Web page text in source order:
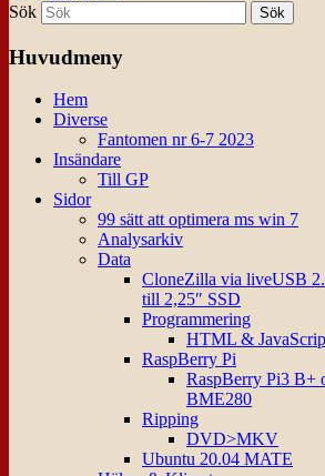
Sök
Huvudmeny
Hem
Diverse
Fantomen nr 6-7 2023
Insändare
Till GP
Sidor
99 sätt att optimera ms win 7
Analysarkiv
Data
CloneZilla via liveUSB
till 2,25″ SSD
Programmering
HTML &
RaspBerry Pi
RaspBerry Pi3 B+
BME280
Ripping
DVD>MKV
Ubuntu 20.04 MATE